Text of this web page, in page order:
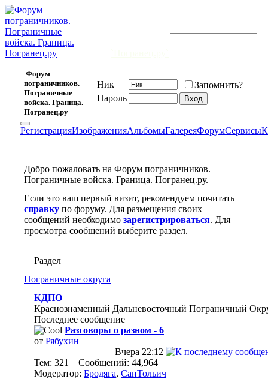
Форум
пограничников.
Пограничные
войска. Граница.
Погранец.ру
Ник
Запомнить?
Пароль
РегистрацияИзображенияАльбомыГалереяФорумСервисы
Добро пожаловать на Форум пограничников.
Пограничные войска. Граница. Погранец.ру.
Если это ваш первый визит, рекомендуем почитать
справку по форуму. Для размещения своих
сообщений необходимо зарегистрироваться. Для
просмотра сообщений выберите раздел.
Раздел
Пограничные округа
КДПО
Краснознаменный Дальневосточный Пограничный
Последнее сообщение
Разговоры о разном - 6
от Рябухин
Вчера 22:12
Тем: 321 Сообщений: 44,964
Модератор: Бродяга, СанТольич